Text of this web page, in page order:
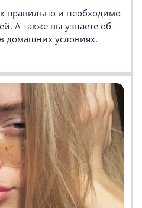
правильно и необходимо
А также вы узнаете об
домашних условиях.